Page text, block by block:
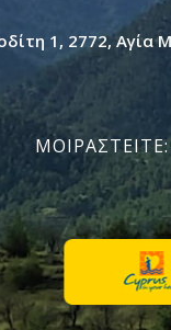
1, 2772, Αγία
ΜΟΙΡΑΣTEITE: